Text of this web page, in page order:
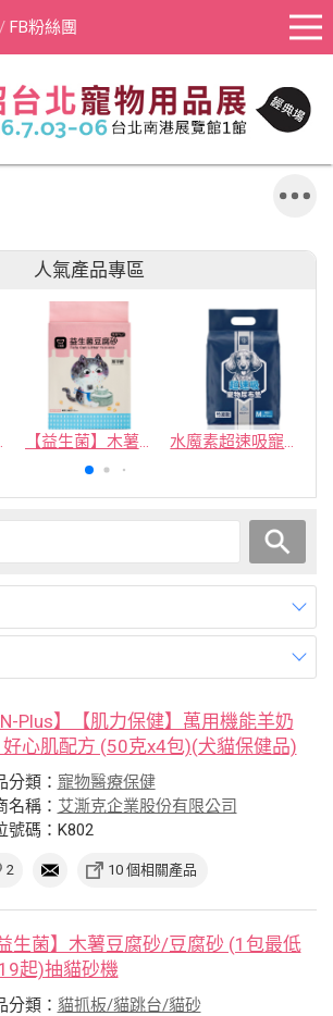
FB粉絲團
人氣產品專區
包100】 【益生菌】木薯豆腐砂/豆腐砂 (1包最低$119起)抽貓砂機 水魔素超速吸寵物尿布墊買1送1
IN-Plus】【肌力保健】萬用機能羊奶
心肌配方 (50克x4包)(犬貓保健品)
分類： 寵物醫療保健
名稱： 艾澌克企業股份有限公司
號碼：K802
2 10 個相關產品
益生菌】木薯豆腐砂/豆腐砂 (1包最低
起)抽貓砂機
分類： 貓抓板/貓跳台/貓砂